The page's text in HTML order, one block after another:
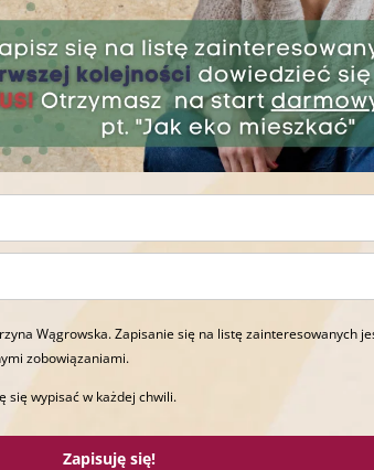
Wągrowska. Zapisanie się na listę zainteresowanych
zobowiązaniami.
się wypisać w każdej chwili.
Zapisuję się!